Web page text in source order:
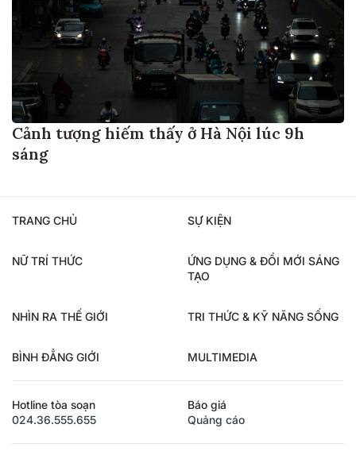
Cảnh tượng hiếm thấy ở Hà Nội lúc 9h
sáng
TRANG CHỦ SỰ KIỆN
NỮ TRÍ THỨC
ỨNG DỤNG & ĐỔI MỚI SÁNG
TẠO
NHÌN RA THẾ GIỚI TRI THỨC & KỸ NĂNG SỐNG
BÌNH ĐẲNG GIỚI MULTIMEDIA
Hotline tòa soạn
024.36.555.655
Báo giá
Quảng cáo